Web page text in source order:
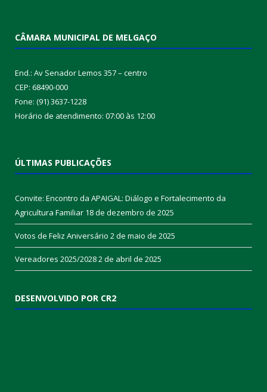
CÂMARA MUNICIPAL DE MELGAÇO
End.: Av Senador Lemos 357 – centro
CEP: 68490-000
Fone: (91) 3637-1228
Horário de atendimento: 07:00 às 12:00
ÚLTIMAS PUBLICAÇÕES
Convite: Encontro da APAIGAL: Diálogo e Fortalecimento da
Agricultura Familiar 18 de dezembro de 2025
Votos de Feliz Aniversário 2 de maio de 2025
Vereadores 2025/20282 de abril de 2025
DESENVOLVIDO POR CR2